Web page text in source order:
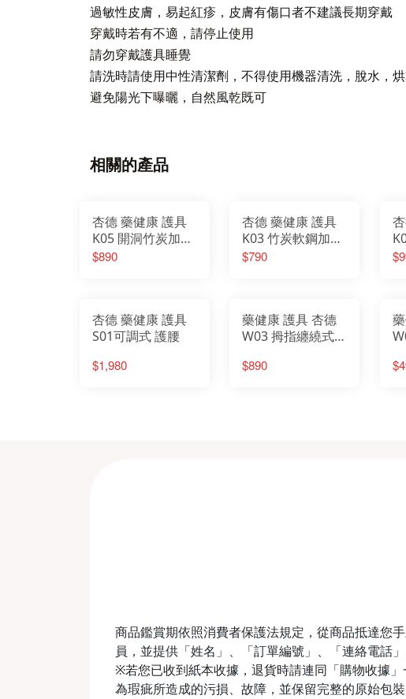
過敏性皮膚，易起紅疹，皮膚有傷口者不建議長期穿戴
穿戴時若有不適，請停止使用
請勿穿戴護具睡覺
請洗時請使用中性清潔劑，不得使用機器清洗，脫水，
避免陽光下曝曬，自然風乾既可
相關的產品
杏德 藥健康 護具
K05 開洞竹炭加強
護膝
$890
杏德 藥健康 護具
K03 竹炭軟鋼加強
護膝
$790
加
杏德 藥健康 護具
S01可調式 護腰
$1,980
藥健康 護具 杏德
W03 拇指纏繞式
$890
商品鑑賞期依照消費者保護法規定，從商品抵達您
員，並提供「姓名」、「訂單編號」、「連絡電話
※若您已收到紙本收據，退貨時請連同「購物收據
為瑕疵所造成的污損、故障，並保留完整的原始包